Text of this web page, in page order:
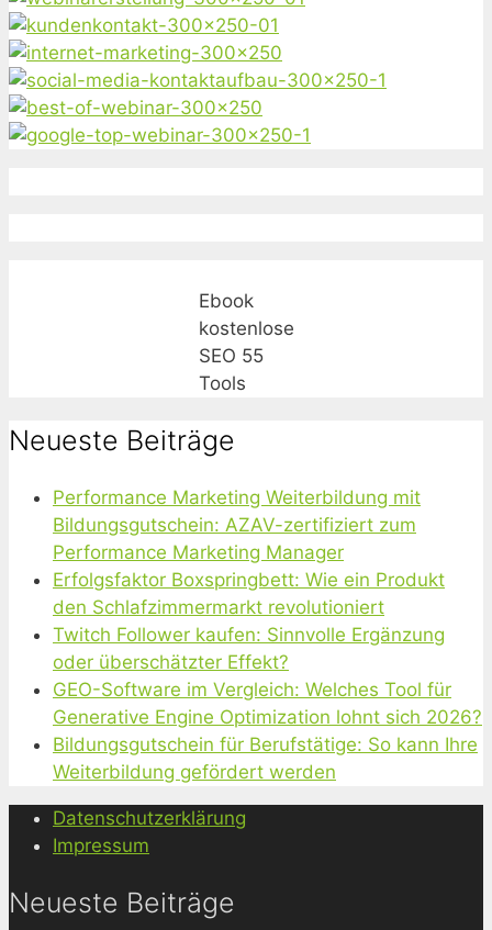
Ebook
kostenlose
SEO 55
Tools
Neueste Beiträge
Performance Marketing Weiterbildung mit
Bildungsgutschein: AZAV-zertifiziert zum
Performance Marketing Manager
Erfolgsfaktor Boxspringbett: Wie ein Produkt
den Schlafzimmermarkt revolutioniert
Twitch Follower kaufen: Sinnvolle Ergänzung
oder überschätzter Effekt?
GEO-Software im Vergleich: Welches Tool für
Generative Engine Optimization lohnt sich 2026?
Bildungsgutschein für Berufstätige: So kann Ihre
Weiterbildung gefördert werden
Datenschutzerklärung
Impressum
Neueste Beiträge